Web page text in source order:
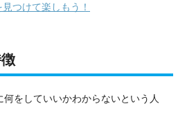
つけて楽しもう！
をしていいかわからないという人